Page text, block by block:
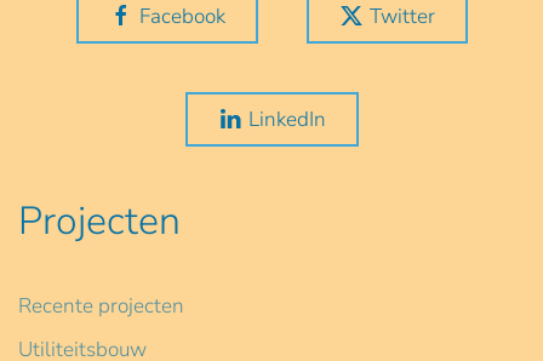
Facebook Twitter
LinkedIn
Projecten
Recente projecten
Utiliteitsbouw